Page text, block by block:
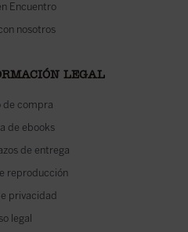
Encuentro
nosotros
LEGAL
de compra
de ebooks
de entrega
reproducción
privacidad
legal